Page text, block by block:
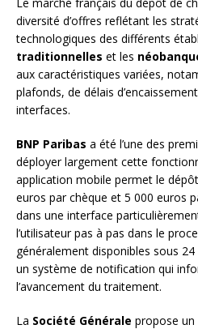
diversité d’offres reflétant les
technologiques des différents
traditionnelles et les
aux caractéristiques variées,
plafonds, de délais
interfaces.
BNP Paribas a été l’une des
déployer largement cette
application mobile permet le
euros par chèque et 5 000 euros
dans une interface
l’utilisateur pas à pas dans le
généralement disponibles sous
un système de notification qui
l’avancement du traitement.
La Société Générale propose un